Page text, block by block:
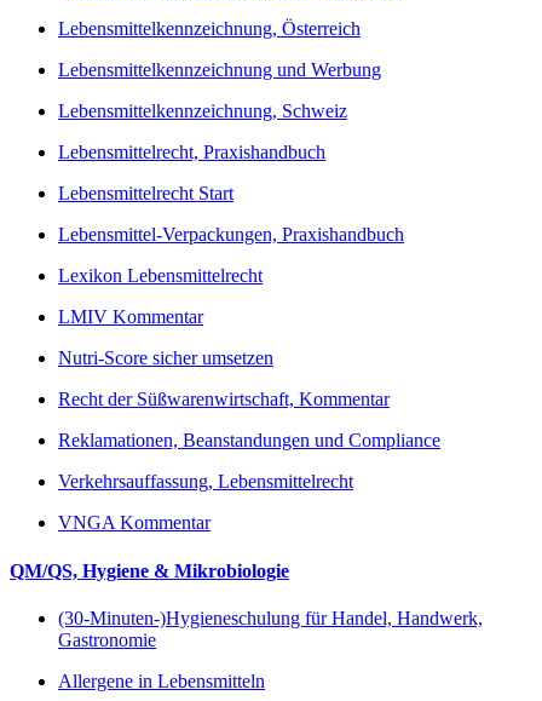
Lebensmittelkennzeichnung, Österreich
Lebensmittelkennzeichnung und Werbung
Lebensmittelkennzeichnung, Schweiz
Lebensmittelrecht, Praxishandbuch
Lebensmittelrecht Start
Lebensmittel-Verpackungen, Praxishandbuch
Lexikon Lebensmittelrecht
LMIV Kommentar
Nutri-Score sicher umsetzen
Recht der Süßwarenwirtschaft, Kommentar
Reklamationen, Beanstandungen und Compliance
Verkehrsauffassung, Lebensmittelrecht
VNGA Kommentar
QM/QS, Hygiene & Mikrobiologie
(30-Minuten-)Hygieneschulung für Handel, Handwerk,
Gastronomie
Allergene in Lebensmitteln